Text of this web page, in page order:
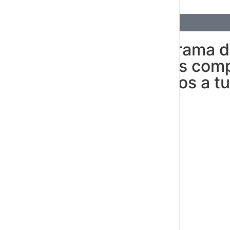
Conoce el
de Gatea, el más
te lo mandaremos a